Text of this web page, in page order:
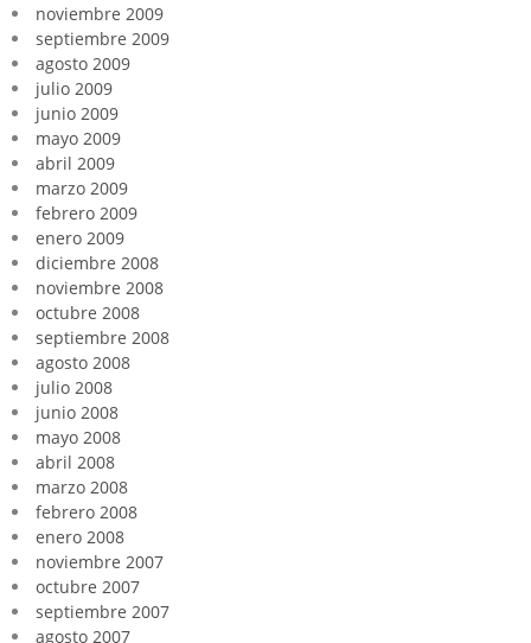
noviembre 2009
septiembre 2009
agosto 2009
julio 2009
junio 2009
mayo 2009
abril 2009
marzo 2009
febrero 2009
enero 2009
diciembre 2008
noviembre 2008
octubre 2008
septiembre 2008
agosto 2008
julio 2008
junio 2008
mayo 2008
abril 2008
marzo 2008
febrero 2008
enero 2008
noviembre 2007
octubre 2007
septiembre 2007
agosto 2007